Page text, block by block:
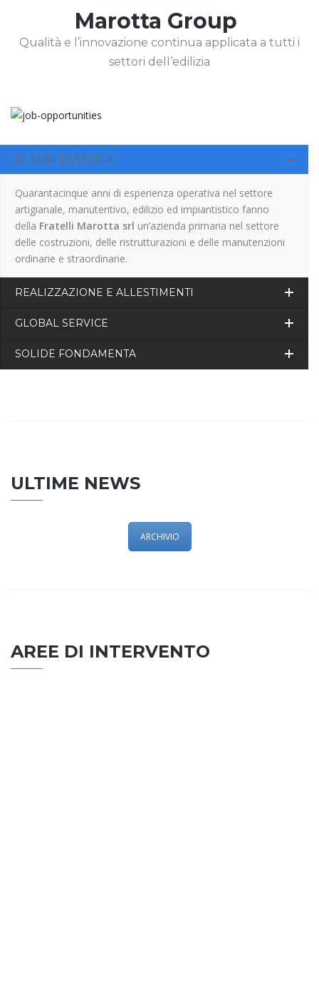
Marotta Group
Qualità e l’innovazione continua applicata a tutti i
settori dell’edilizia
50 ANNI DI STORIA
Quarantacinque anni di esperienza operativa nel settore
artigianale, manutentivo, edilizio ed impiantistico fanno
della Fratelli Marotta srl un’azienda primaria nel settore
delle costruzioni, delle ristrutturazioni e delle manutenzioni
ordinarie e straordinarie.
REALIZZAZIONE E ALLESTIMENTI
GLOBAL SERVICE
SOLIDE FONDAMENTA
ULTIME NEWS
ARCHIVIO
AREE DI INTERVENTO